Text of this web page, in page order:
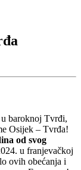
baroknoj Tvrđi,
Osijek – Tvrđa!
od svog
u franjevačkoj
ovih obećanja i